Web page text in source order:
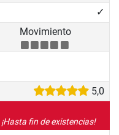
✓
Movimiento
5,0
¡Hasta fin de existencias!